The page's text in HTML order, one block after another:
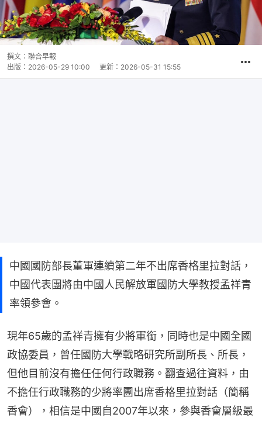
撰文： 聯合早報
出版： 2026-05-29 10:00 更新： 2026-05-31 15:55
中國國防部長董軍連續第二年不出席香格里拉對話，
中國代表團將由中國人民解放軍國防大學教授孟祥青
率領參會。
現年65歲的孟祥青擁有少將軍銜，同時也是中國全國
政協委員，曾任國防大學戰略研究所副所長、所長，
但他目前沒有擔任任何行政職務。翻查過往資料，由
不擔任行政職務的少將率團出席香格里拉對話（簡稱
香會），相信是中國自2007年以來，參與香會層級最